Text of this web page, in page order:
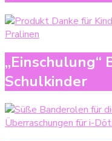
Schulkinder